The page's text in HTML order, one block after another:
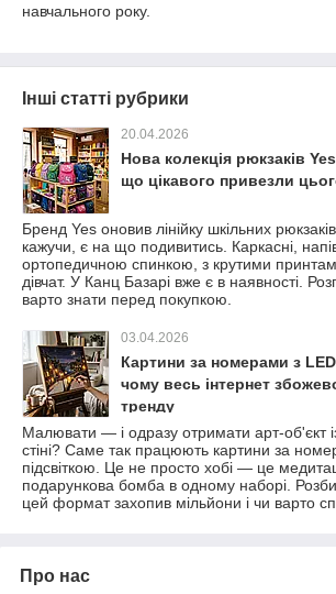
навчального року.
Інші статті рубрики
20.04.2026
Нова колекція рюкзаків
що цікавого привезли
Бренд Yes оновив лінійку шкільних
кажучи, є на що подивитись. Каркасні,
ортопедичною спинкою, з крутими
дівчат. У Канц Базарі вже є в наявності.
варто знати перед покупкою.
03.04.2026
Картини за номерами з
чому весь інтернет
тренду
Малювати — і одразу отримати арт-об'єкт
стіні? Саме так працюють картини за
підсвіткою. Це не просто хобі — це
подарункова бомба в одному наборі.
цей формат захопив мільйони і чи варто
Про нас